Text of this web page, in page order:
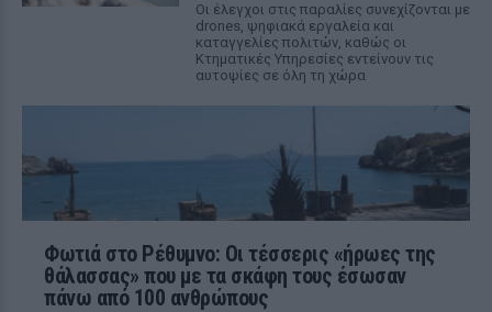
Οι έλεγχοι στις παραλίες συνεχίζονται με
drones, ψηφιακά εργαλεία και
καταγγελίες πολιτών, καθώς οι
Κτηματικές Υπηρεσίες εντείνουν τις
αυτοψίες σε όλη τη χώρα
Φωτιά στο Ρέθυμνο: Οι τέσσερις «ήρωες της
θάλασσας» που με τα σκάφη τους έσωσαν
πάνω από 100 ανθρώπους